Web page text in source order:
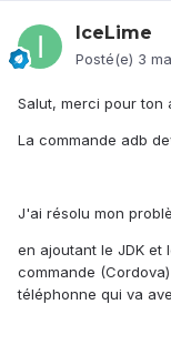
IceLime
Posté(e) 3
Salut, merci pour ton
La commande adb
J'ai résolu mon
en ajoutant le JDK et
commande
téléphonne qui va